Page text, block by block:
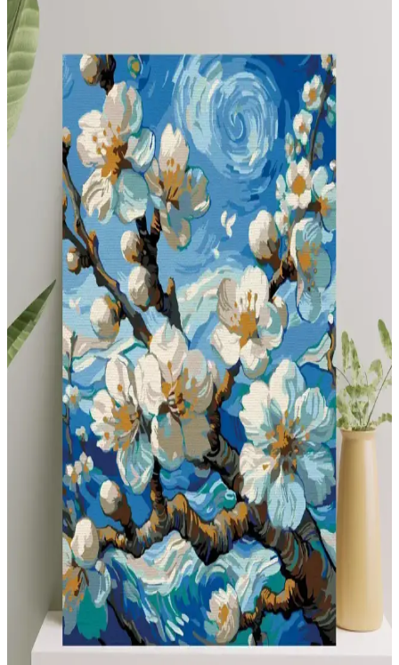
Mikro anaokullarında pencere kenarları, doğal renkler ve yumuşak
dokularla çocukların konforunu artırırken gizlilik ve yaratıcılığı
destekleyen çok yönlü alanlar sunar.
Dar ve Çok Amaçlı Mekanlarda Fonksiyonel ve
Estetik Dekorasyon Yöntemleri
Dar ve çok amaçlı mekanlarda doğru mobilya seçimi, renk kullanımı
ve depolama çözümleriyle hem işlevsel hem estetik yaşam alanları
oluşturmak mümkündür. Mekanın amacı ve çocuk oyun alanları
dikkate alınmalıdır.
Perde Uzunluğu Seçiminde Estetik ve Pratik
Dengenin Önemi
Perde uzunluğu, estetik ve işlevselliği etkileyen önemli bir unsurdur.
Yere değen perdeler şık görünse de, evcil hayvan ve çocuklu evlerde
kısa perdeler temizlik ve dayanıklılık açısından avantaj sağlar.
Çocuklu Evler İçin Koridor Dekorasyonunda
Güvenlik ve Estetik Çözümler
Çocuklu evlerde koridor dekorasyonunda güvenlik ve estetik ön
plandadır. Dayanıklı malzemeler, sıcak renkler ve fonksiyonel
mobilyalarla hem güvenli hem şık alanlar yaratılır.
Tryon Kidz Çocuk Kaleci Eldiveni Sarı: Dayanıklı
ve Konforlu Spor Ekipmanı
Tryon Kidz Sarı çocuk kaleci eldiveni, dayanıklı malzemeleri ve
ayarlanabilir yapısıyla güvenli ve konforlu futbol deneyimi sunar.
Uzun ömürlü ve esnek tasarımıyla sahada fark yaratır.
Çocuklar İçin Boyama ve Eğlence Setleri
Karşılaştırması En İyi Seçenekler ve Özellikler
İki popüler çocuk boyama kitabı ve etkinlik setinin detaylı